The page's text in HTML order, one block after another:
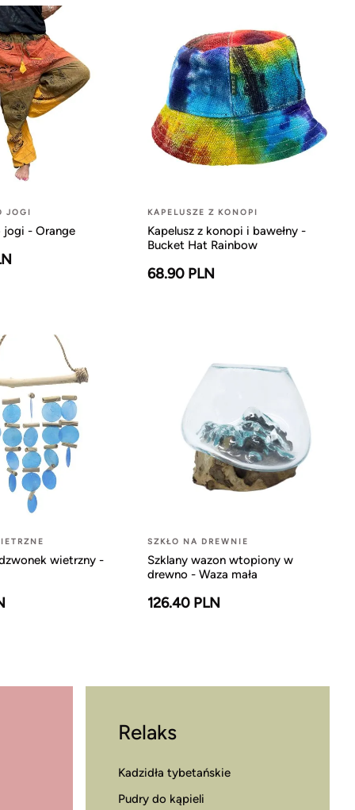
JOGI
jogi - Orange
KAPELUSZE Z KONOPI
Kapelusz z konopi i bawełny -
Bucket Hat Rainbow
68.90 PLN
wietrzny -
SZKŁO NA DREWNIE
Szklany wazon wtopiony w
drewno - Waza mała
126.40 PLN
Relaks
Kadzidła tybetańskie
Pudry do kąpieli